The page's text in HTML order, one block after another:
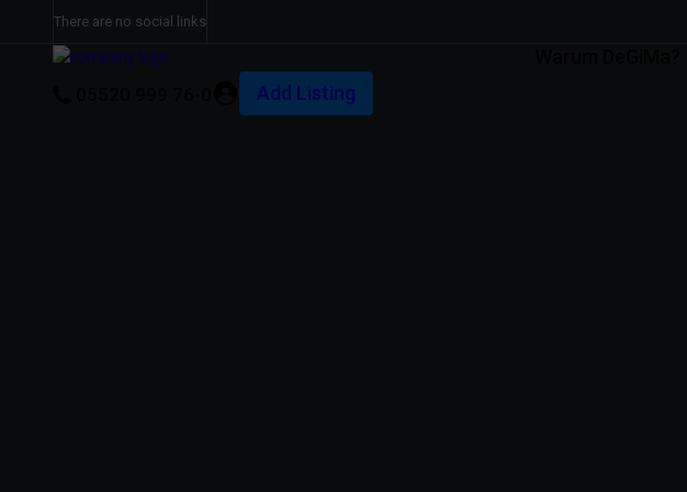
There are no social links
Add Listing